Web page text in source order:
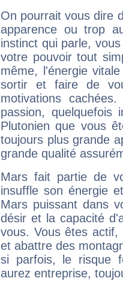
On pourrait vous dire
apparence ou trop
instinct qui parle,
votre pouvoir tout
même, l'énergie
sortir et faire de
motivations
passion, quelquefois
Plutonien que vous
toujours plus grande
grande qualité
Mars fait partie de
insuffle son énergie
Mars puissant dans
désir et la capacité
vous. Vous êtes
et abattre des
si parfois, le risque
aurez entreprise,